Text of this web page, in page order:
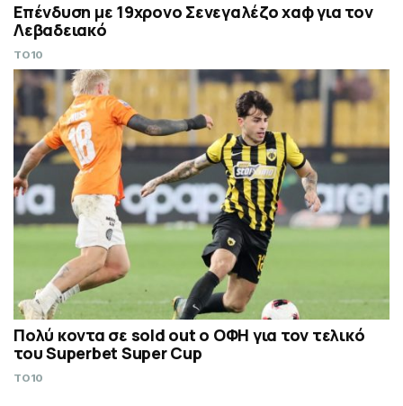
Επένδυση με 19χρονο Σενεγαλέζο χαφ για τον
Λεβαδειακό
TO10
Πολύ κοντα σε sold out ο ΟΦΗ για τον τελικό
του Superbet Super Cup
TO10